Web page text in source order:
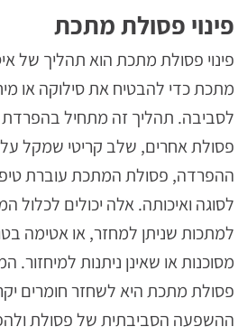
פינוי פסולת מתכת
פינוי פסולת מתכת הוא תהליך של
מתכת כדי להבטיח את סילוקה או
לסביבה. תהליך זה מתחיל
פסולת אחרים, שלב קריטי שמקל
ההפרדה, פסולת המתכת עוברת
לסוגה ואיכותה. אלה יכולים
למתכות שניתן למחזר, או אטימה
מסוכנות או שאינן ניתנות למיחזור.
פסולת מתכת היא לשחזר חומרים
ההשפעה הסביבתית של פסולת